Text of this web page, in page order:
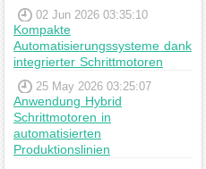
02 Jun 2026 03:35:10
Kompakte
Automatisierungssysteme dank
integrierter Schrittmotoren
25 May 2026 03:25:07
Anwendung Hybrid
Schrittmotoren in
automatisierten
Produktionslinien